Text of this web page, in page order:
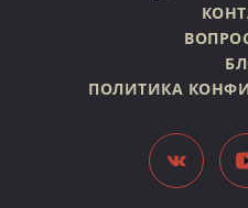
ПОЛИТИКА